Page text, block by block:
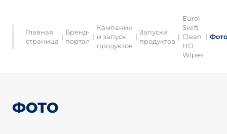
Главная
страница
|
Бренд-
портал
|
Кампании
и запуск
продуктов
|
Запуски
продуктов
|
Eurol
Swift
Clean
HD
Wipes
|
ФОТО